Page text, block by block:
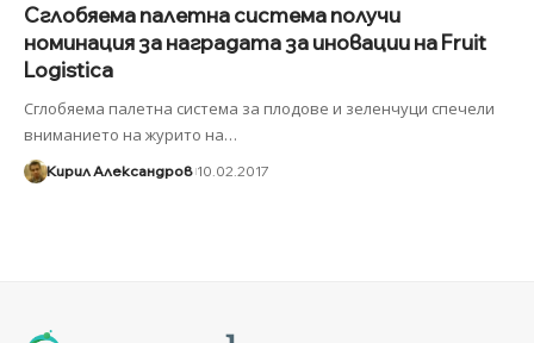
Сглобяема палетна система получи
номинация за наградата за иновации на Fruit
Logistica
Сглобяема палетна система за плодове и зеленчуци спечели
вниманието на журито на…
Кирил Александров 10.02.2017